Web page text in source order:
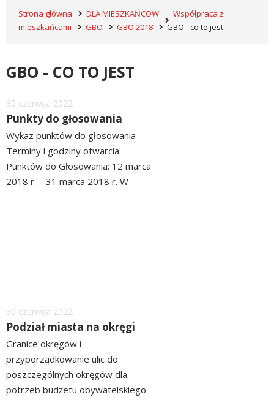
Strona główna DLA MIESZKAŃCÓW
Współpraca z
mieszkańcami
GBO GBO 2018 GBO - co to jest
GBO - CO TO JEST
Dodano
30 czerwca 2022
Punkty do głosowania
Wykaz punktów do głosowania
Terminy i godziny otwarcia
Punktów do Głosowania: 12 marca
2018 r. – 31 marca 2018 r. W
Dodano
30 czerwca 2022
Podział miasta na okręgi
Granice okręgów i
przyporządkowanie ulic do
poszczególnych okręgów dla
potrzeb budżetu obywatelskiego -